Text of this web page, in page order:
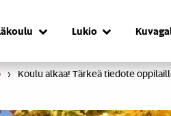
Lukio
› Koulu alkaa! Tärkeä tiedote